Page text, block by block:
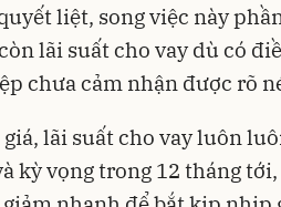
liệt, song việc này
lãi suất cho vay dù có
chưa cảm nhận được rõ
lãi suất cho vay luôn
kỳ vọng trong 12 tháng